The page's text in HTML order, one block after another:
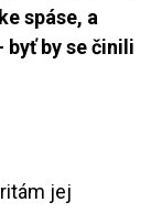
spáse, a
by se činili
jej